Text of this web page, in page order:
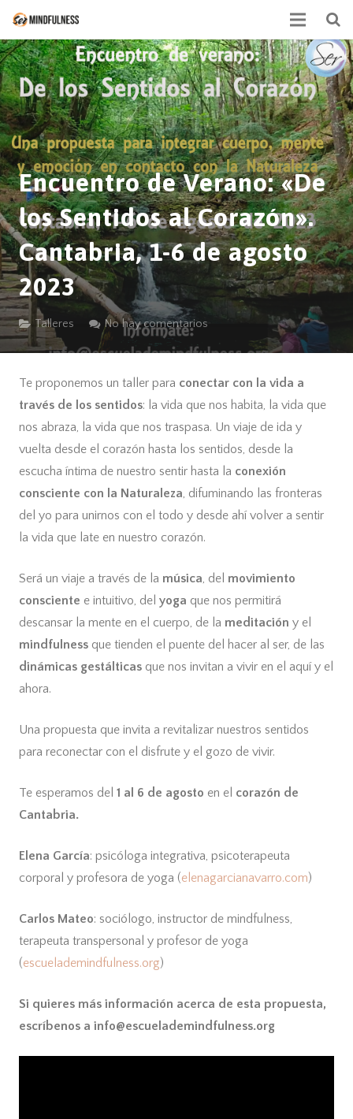
Mindfulness
Actividades
Equipo
Contacto
Calendario
Encuentro de Verano: «De
los Sentidos al Corazón».
Cantabria, 1-6 de agosto
2023
Talleres No hay comentarios
Te proponemos un taller para conectar con la vida a
través de los sentidos: la vida que nos habita, la vida que
nos abraza, la vida que nos traspasa. Un viaje de ida y
vuelta desde el corazón hasta los sentidos, desde la
escucha íntima de nuestro sentir hasta la conexión
consciente con la Naturaleza, difuminando las fronteras
del yo para unirnos con el todo y desde ahí volver a sentir
la vida que late en nuestro corazón.
Será un viaje a través de la música, del movimiento
consciente e intuitivo, del yoga que nos permitirá
descansar la mente en el cuerpo, de la meditación y el
mindfulness que tienden el puente del hacer al ser, de las
dinámicas gestálticas que nos invitan a vivir en el aquí y el
ahora.
Una propuesta que invita a revitalizar nuestros sentidos
para reconectar con el disfrute y el gozo de vivir.
Te esperamos del 1 al 6 de agosto en el corazón de
Cantabria.
Elena García: psicóloga integrativa, psicoterapeuta
corporal y profesora de yoga (elenagarcianavarro.com)
Carlos Mateo: sociólogo, instructor de mindfulness,
terapeuta transpersonal y profesor de yoga
(escuelademindfulness.org)
Si quieres más información acerca de esta propuesta,
escríbenos a info@escuelademindfulness.org